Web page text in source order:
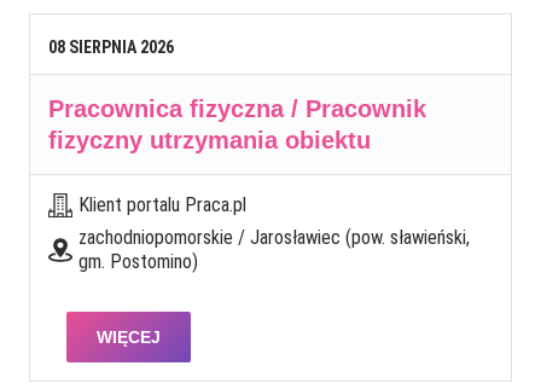
08 SIERPNIA 2026
Pracownica fizyczna / Pracownik
fizyczny utrzymania obiektu
Klient portalu Praca.pl
zachodniopomorskie / Jarosławiec (pow. sławieński,
gm. Postomino)
WIĘCEJ